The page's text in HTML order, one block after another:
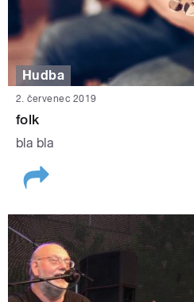
Hudba
2. červenec 2019
folk
bla bla